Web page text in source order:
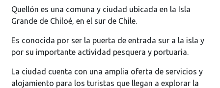
Quellón es una comuna y ciudad ubicada en la Isla
Grande de Chiloé, en el sur de Chile.
Es conocida por ser la puerta de entrada sur a la isla y
por su importante actividad pesquera y portuaria.
La ciudad cuenta con una amplia oferta de servicios y
alojamiento para los turistas que llegan a explorar la